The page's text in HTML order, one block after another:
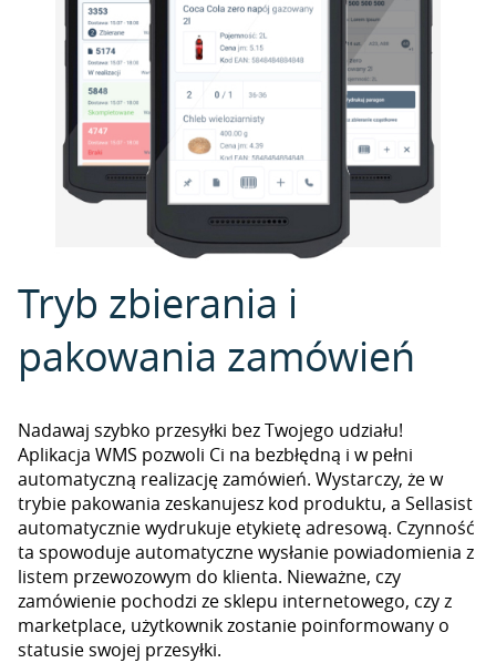
Tryb zbierania i
pakowania zamówień
Nadawaj szybko przesyłki bez Twojego udziału!
Aplikacja WMS pozwoli Ci na bezbłędną i w pełni
automatyczną realizację zamówień. Wystarczy, że w
trybie pakowania zeskanujesz kod produktu, a Sellasist
automatycznie wydrukuje etykietę adresową. Czynność
ta spowoduje automatyczne wysłanie powiadomienia z
listem przewozowym do klienta. Nieważne, czy
zamówienie pochodzi ze sklepu internetowego, czy z
marketplace, użytkownik zostanie poinformowany o
statusie swojej przesyłki.